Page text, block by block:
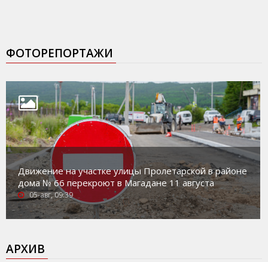
ФОТОРЕПОРТАЖИ
Движение на участке улицы Пролетарской в районе
дома № 66 перекроют в Магадане 11 августа
05-авг, 09:39
АРХИВ